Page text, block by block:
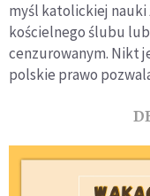
myśl katolickiej nauki
kościelnego ślubu
cenzurowanym. Nikt
polskie prawo